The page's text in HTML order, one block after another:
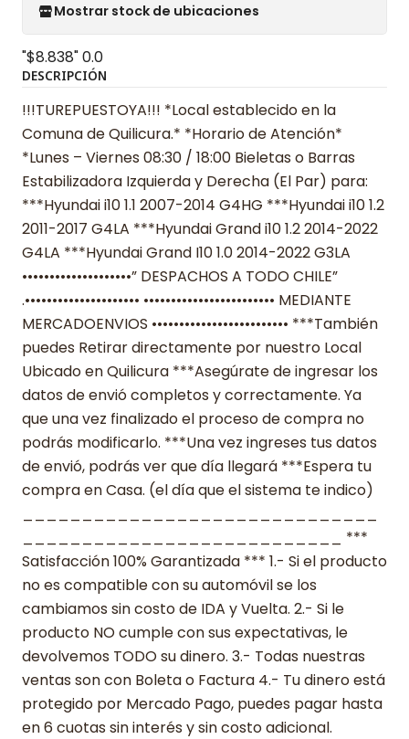
Mostrar stock de ubicaciones
"$8.838"0.0
DESCRIPCIÓN
!!!TUREPUESTOYA!!! *Local establecido en la
Comuna de Quilicura.* *Horario de Atención*
*Lunes – Viernes 08:30 / 18:00 Bieletas o Barras
Estabilizadora Izquierda y Derecha (El Par) para:
***Hyundai i10 1.1 2007-2014 G4HG ***Hyundai i10 1.2
2011-2017 G4LA ***Hyundai Grand i10 1.2 2014-2022
G4LA ***Hyundai Grand I10 1.0 2014-2022 G3LA
••••••••••••••••••••” DESPACHOS A TODO CHILE”
.••••••••••••••••••••• •••••••••••••••••••••••• MEDIANTE
MERCADOENVIOS ••••••••••••••••••••••••• ***También
puedes Retirar directamente por nuestro Local
Ubicado en Quilicura ***Asegúrate de ingresar los
datos de envió completos y correctamente. Ya
que una vez finalizado el proceso de compra no
podrás modificarlo. ***Una vez ingreses tus datos
de envió, podrás ver que día llegará ***Espera tu
compra en Casa. (el día que el sistema te indico)
___________________________ ***
Satisfacción 100% Garantizada *** 1.- Si el producto
no es compatible con su automóvil se los
cambiamos sin costo de IDA y Vuelta. 2.- Si le
producto NO cumple con sus expectativas, le
devolvemos TODO su dinero. 3.- Todas nuestras
ventas son con Boleta o Factura 4.- Tu dinero está
protegido por Mercado Pago, puedes pagar hasta
en 6 cuotas sin interés y sin costo adicional.